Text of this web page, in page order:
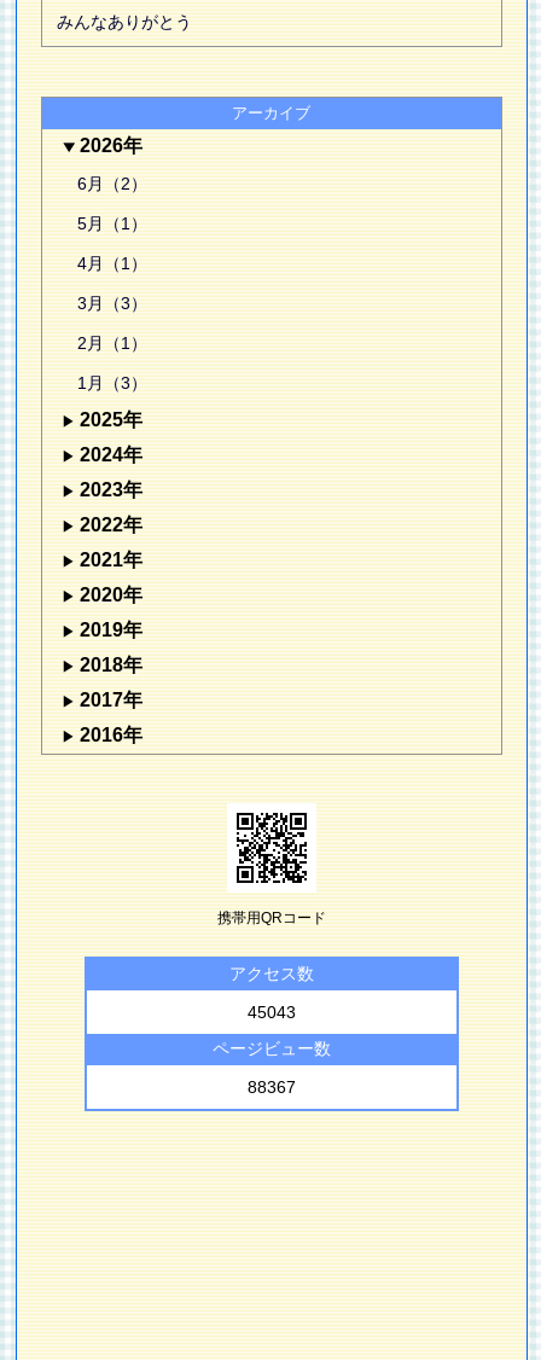
みんなありがとう
アーカイブ
2026年
6月（2）
5月（1）
4月（1）
3月（3）
2月（1）
1月（3）
2025年
2024年
2023年
2022年
2021年
2020年
2019年
2018年
2017年
2016年
携帯用QRコード
アクセス数
45043
ページビュー数
88367